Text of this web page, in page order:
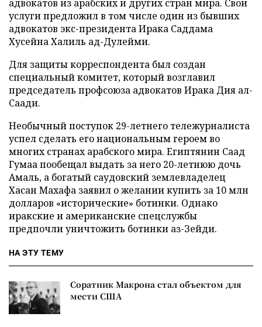
адвокатов из арабских и других стран мира. Свои
услуги предложил в том числе один из бывших
адвокатов экс-президента Ирака Саддама
Хусейна Халиль ад-Дулейми.
Для защиты корреспондента был создан
специальный комитет, который возглавил
председатель профсоюза адвокатов Ирака Дия ал-
Саади.
Необычный поступок 29-летнего тележурналиста
успел сделать его национальным героем во
многих странах арабского мира. Египтянин Саад
Гумаа пообещал выдать за него 20-летнюю дочь
Амаль, а богатый саудовский землевладелец
Хасан Махафа заявил о желании купить за 10 млн
долларов «исторические» ботинки. Однако
иракские и американские спецслужбы
предпочли уничтожить ботинки аз-Зейди.
НА ЭТУ ТЕМУ
Соратник Макрона стал объектом для
мести США